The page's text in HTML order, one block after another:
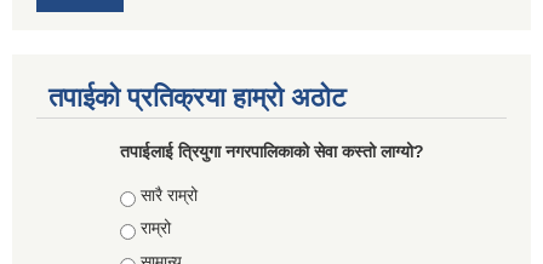
तपाईको प्रतिक्रया हाम्रो अठोट
तपाईलाई त्रियुगा नगरपालिकाको सेवा कस्तो लाग्यो?
Choices
सारै राम्रो
राम्रो